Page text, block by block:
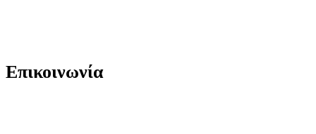
Επικοινωνία